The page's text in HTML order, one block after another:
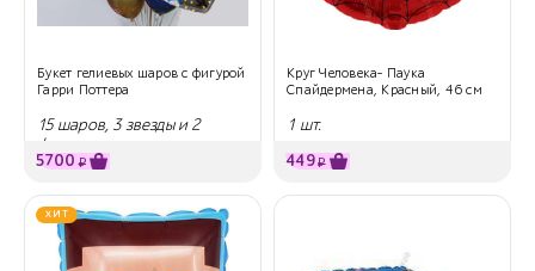
Букет гелиевых шаров с фигурой
Гарри Поттера
15 шаров, 3 звезды и 2
фигуры
5700 ₽
Круг Человека- Паука
Спайдермена, Красный, 46 см
1 шт.
449₽
ХИТ